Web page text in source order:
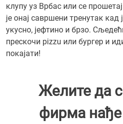
клупу уз Врбас или се
је онај савршени тренутак кад
укусно, јефтино и брзо.
прескочи pizzu или бургер и
покајати!
Желите да
фирма